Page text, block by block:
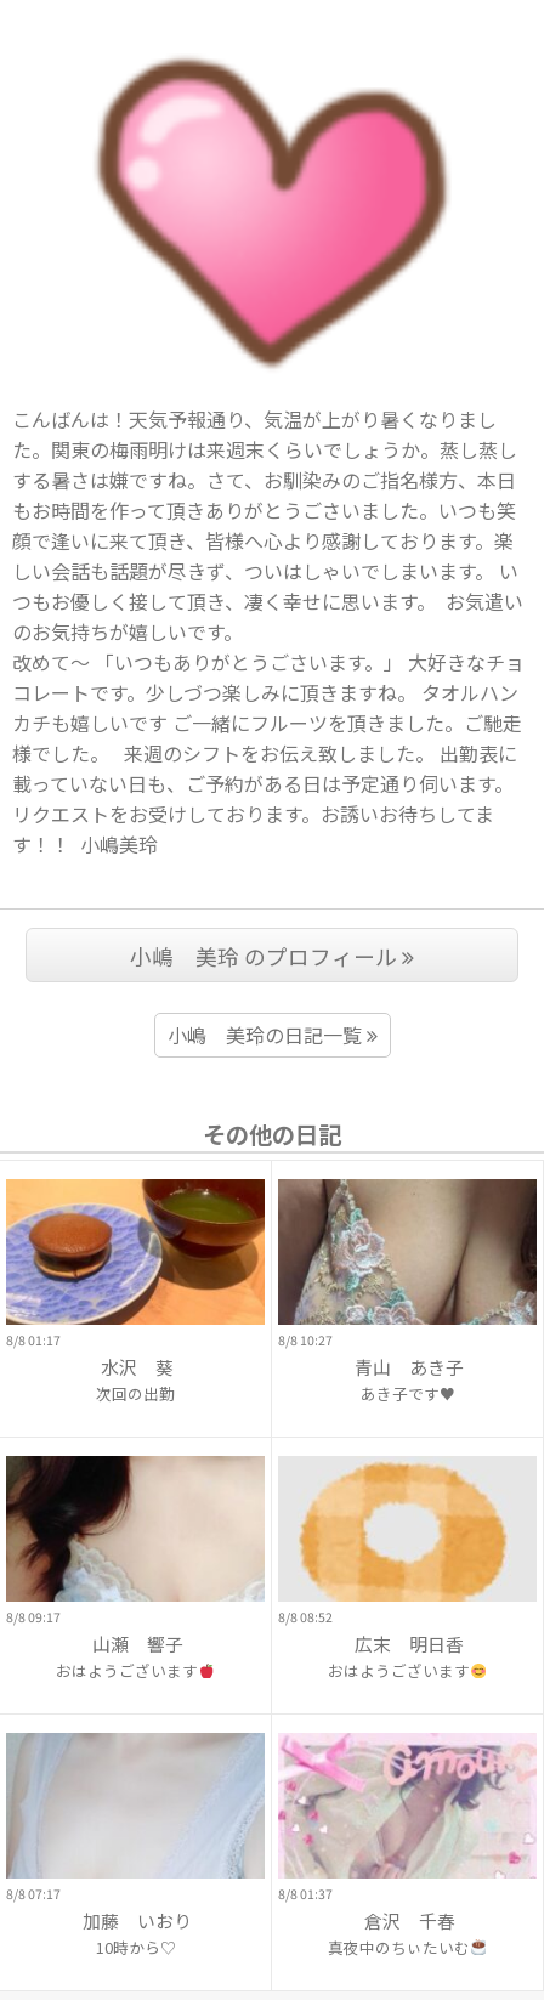
こんばんは！天気予報通り、気温が上がり暑くなりまし
た。関東の梅雨明けは来週末くらいでしょうか。蒸し蒸し
する暑さは嫌ですね。さて、お馴染みのご指名様方、本日
もお時間を作って頂きありがとうごさいました。いつも笑
顔で逢いに来て頂き、皆様へ心より感謝しております。楽
しい会話も話題が尽きず、ついはしゃいでしまいます。 い
つもお優しく接して頂き、凄く幸せに思います。 お気遣い
のお気持ちが嬉しいです。
改めて〜 「いつもありがとうごさいます。」 大好きなチョ
コレートです。少しづつ楽しみに頂きますね。 タオルハン
カチも嬉しいです ご一緒にフルーツを頂きました。ご馳走
様でした。 来週のシフトをお伝え致しました。 出勤表に
載っていない日も、ご予約がある日は予定通り伺います。
リクエストをお受けしております。お誘いお待ちしてま
す！！ 小嶋美玲
小嶋 美玲 のプロフィール
小嶋 美玲の日記一覧
その他の日記
8/8 01:17
水沢 葵
次回の出勤
8/8 10:27
青山 あき子
あき子です♥
8/8 09:17
山瀬 響子
おはようございます
8/8 08:52
広末 明日香
おはようございます
8/8 07:17
加藤 いおり
10時から♡
8/8 01:37
倉沢 千春
真夜中のちぃたいむ